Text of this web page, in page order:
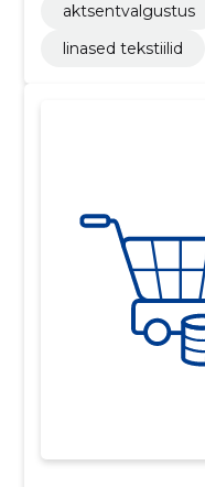
aktsentvalgustus
linased tekstiilid